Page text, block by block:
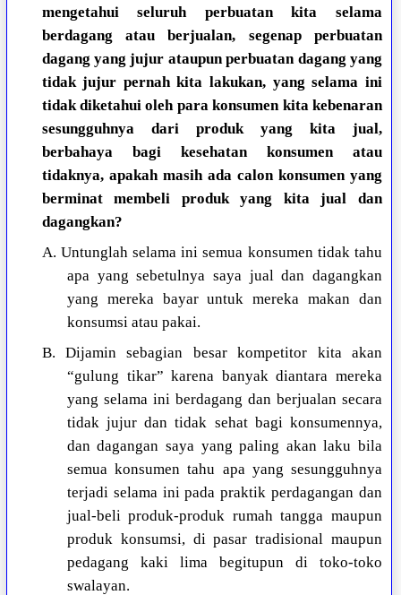
mengetahui seluruh perbuatan kita selama
berdagang atau berjualan, segenap perbuatan
dagang yang jujur ataupun perbuatan dagang yang
tidak jujur pernah kita lakukan, yang selama ini
tidak diketahui oleh para konsumen kita kebenaran
sesungguhnya dari produk yang kita jual,
berbahaya bagi kesehatan konsumen atau
tidaknya, apakah masih ada calon konsumen yang
berminat membeli produk yang kita jual dan
dagangkan?
A. Untunglah selama ini semua konsumen tidak tahu
apa yang sebetulnya saya jual dan dagangkan
yang mereka bayar untuk mereka makan dan
konsumsi atau pakai.
B. Dijamin sebagian besar kompetitor kita akan
“gulung tikar” karena banyak diantara mereka
yang selama ini berdagang dan berjualan secara
tidak jujur dan tidak sehat bagi konsumennya,
dan dagangan saya yang paling akan laku bila
semua konsumen tahu apa yang sesungguhnya
terjadi selama ini pada praktik perdagangan dan
jual-beli produk-produk rumah tangga maupun
produk konsumsi, di pasar tradisional maupun
pedagang kaki lima begitupun di toko-toko
swalayan.